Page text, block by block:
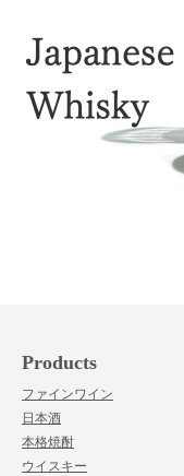
Products
ファインワイン
日本酒
本格焼酎
ウイスキー